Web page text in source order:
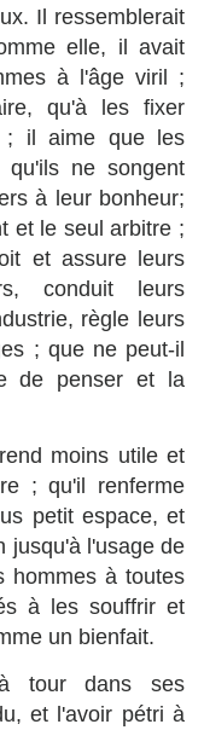
Il ressemblerait
elle, il avait
à l'âge viril ;
qu'à les fixer
; il aime que les
qu'ils ne songent
à leur bonheur;
et le seul arbitre ;
et assure leurs
conduit leurs
règle leurs
; que ne peut-il
de penser et la
moins utile et
; qu'il renferme
petit espace, et
jusqu'à l'usage de
hommes à toutes
à les souffrir et
un bienfait.
tour dans ses
et l'avoir pétri à